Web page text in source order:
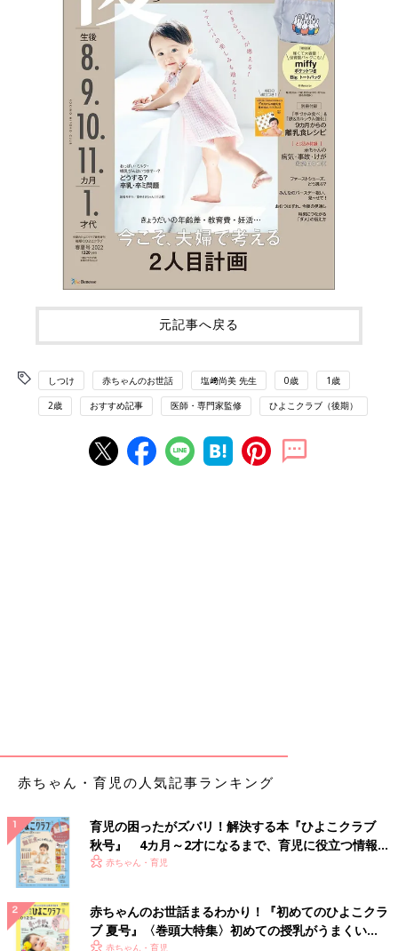
元記事へ戻る
しつけ 赤ちゃんのお世話 塩﨑尚美 先生 0歳 1歳
2歳 おすすめ記事 医師・専門家監修 ひよこクラブ（後期）
赤ちゃん・育児の人気記事ランキング
育児の困ったがズバリ！解決する本『ひよこクラブ
秋号』 4カ月～2才になるまで、育児に役立つ情報が
いっぱい！
赤ちゃん・育児
赤ちゃんのお世話まるわかり！『初めてのひよこクラ
ブ 夏号』〈巻頭大特集〉初めての授乳がうまくい
赤ちゃん・育児